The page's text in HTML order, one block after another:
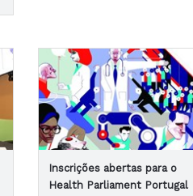
Inscrições abertas para o
Health Parliament Portugal